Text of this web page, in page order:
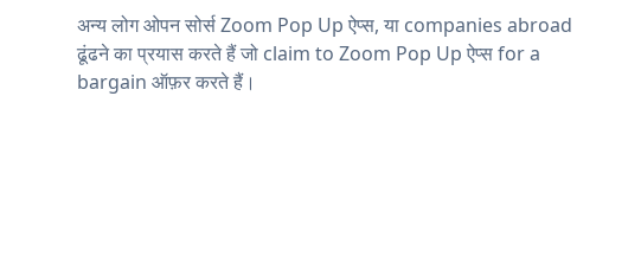
अन्य लोग ओपन सोर्स Zoom Pop Up ऐप्स, या companies abroad
ढूंढने का प्रयास करते हैं जो claim to Zoom Pop Up ऐप्स for a
bargain ऑफ़र करते हैं।